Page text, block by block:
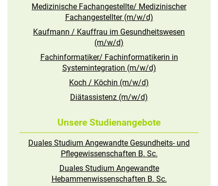
Medizinische Fachangestellte/ Medizinischer
Fachangestellter (m/w/d)
Kaufmann / Kauffrau im Gesundheitswesen
(m/w/d)
Fachinformatiker/ Fachinformatikerin in
Systemintegration (m/w/d)
Koch / Köchin (m/w/d)
Diätassistenz (m/w/d)
Unsere Studienangebote
Duales Studium Angewandte Gesundheits- und
Pflegewissenschaften B. Sc.
Duales Studium Angewandte
Hebammenwissenschaften B. Sc.